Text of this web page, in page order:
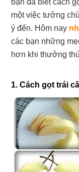
một việc tưởng
ý đến. Hôm nay
các bạn những
hơn khi thưởng
1. Cách gọt trái